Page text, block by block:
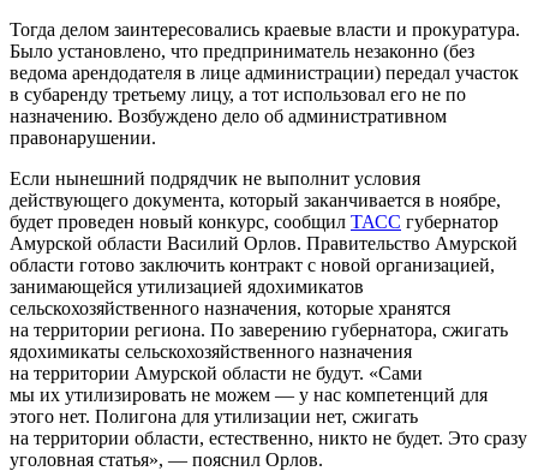
Тогда делом заинтересовались краевые власти и прокуратура.
Было установлено, что предприниматель незаконно (без
ведома арендодателя в лице администрации) передал участок
в субаренду третьему лицу, а тот использовал его не по
назначению. Возбуждено дело об административном
правонарушении.
Если нынешний подрядчик не выполнит условия
действующего документа, который заканчивается в ноябре,
будет проведен новый конкурс, сообщил ТАСС губернатор
Амурской области Василий Орлов. Правительство Амурской
области готово заключить контракт с новой организацией,
занимающейся утилизацией ядохимикатов
сельскохозяйственного назначения, которые хранятся
на территории региона. По заверению губернатора, сжигать
ядохимикаты сельскохозяйственного назначения
на территории Амурской области не будут. «Сами
мы их утилизировать не можем — у нас компетенций для
этого нет. Полигона для утилизации нет, сжигать
на территории области, естественно, никто не будет. Это сразу
уголовная статья», — пояснил Орлов.